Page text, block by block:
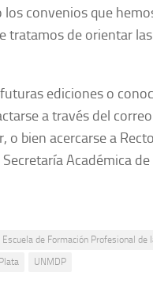
convenios que
de orientar
ediciones o
a través del
bien acercarse a
Académica de
Escuela de Formación Profesional de
UNMDP